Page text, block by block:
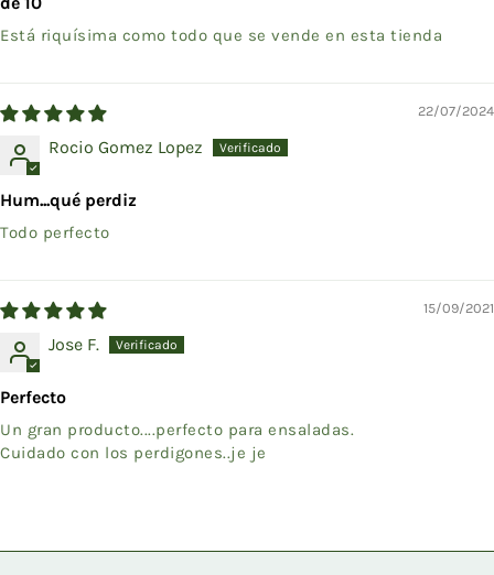
Está riquísima como todo que se vende en esta tienda
22/07/2024
Rocio Gomez Lopez
Hum...qué perdiz
Todo perfecto
15/09/2021
Jose F.
Perfecto
Un gran producto....perfecto para ensaladas.
Cuidado con los perdigones..je je